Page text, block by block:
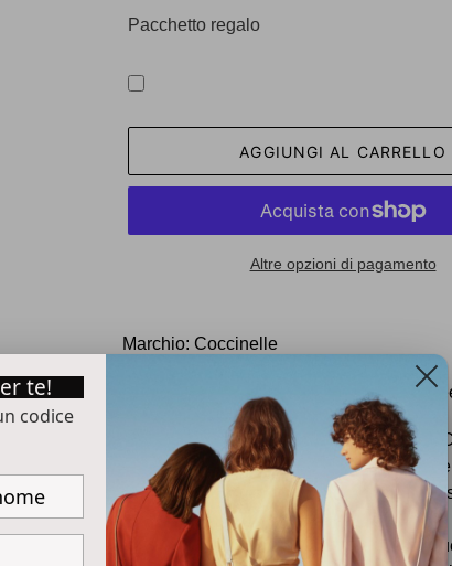
Pacchetto regalo
AGGIUNGI AL CARRELLO
Altre opzioni di pagamento
del
Marchio: Coccinelle
Codice: E2-SSL-17B621 Colore: G77
Pratico e compatto portacarte della linea
reinterpretato attraverso la C di
plettro, elemento iconico del brand. Il suo
per riporvi il necessario con ordine e
inserito in una minibag o in una clutch.
te!
codice